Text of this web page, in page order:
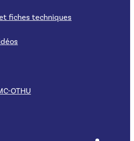
fiches techniques
OTHU